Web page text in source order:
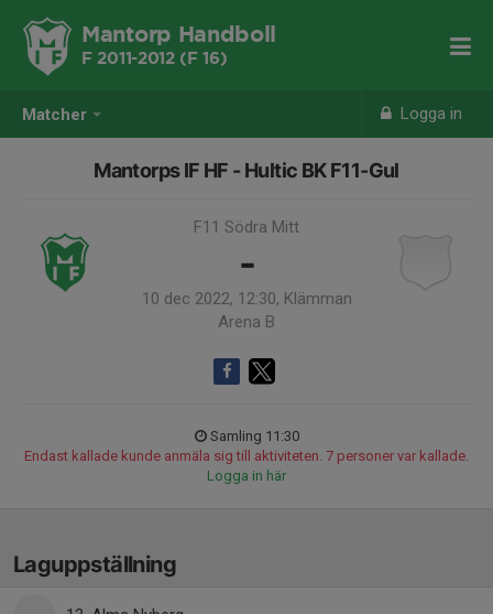
Matcher Logga in
Mantorp Handboll
F 2011-2012 (F 16)
Mantorps IF HF - Hultic BK F11-Gul
F11 Södra Mitt
-
10 dec 2022, 12:30, Klämman
Arena B
Samling 11:30
Endast kallade kunde anmäla sig till aktiviteten. 7 personer var kallade.
Logga in här
Laguppställning